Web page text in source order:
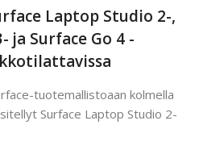
Laptop Studio 2-,
ja Surface Go 4 -
tuotemallistoaan kolmella
Surface Laptop Studio 2-